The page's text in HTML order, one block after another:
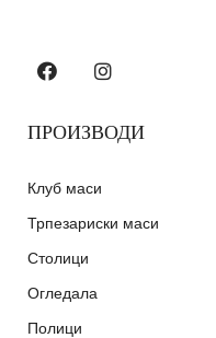
ПРОИЗВОДИ
Клуб маси
Трпезариски маси
Столици
Огледала
Полици